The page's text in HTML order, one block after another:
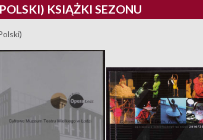
KSIĄŻKI SEZONU